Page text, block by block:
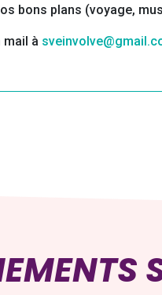
bons plans (voyage,
mail à